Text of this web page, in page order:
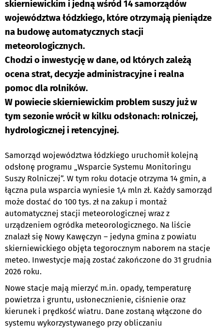
skierniewickim i jedną wśród 14 samorządów
województwa łódzkiego, które otrzymają pieniądze
na budowę automatycznych stacji
meteorologicznych.
Chodzi o inwestycję w dane, od których zależą
ocena strat, decyzje administracyjne i realna
pomoc dla rolników.
W powiecie skierniewickim problem suszy już w
tym sezonie wrócił w kilku odsłonach: rolniczej,
hydrologicznej i retencyjnej.
Samorząd województwa łódzkiego uruchomił kolejną
odsłonę programu „Wsparcie Systemu Monitoringu
Suszy Rolniczej”. W tym roku dotacje otrzyma 14 gmin, a
łączna pula wsparcia wyniesie 1,4 mln zł. Każdy samorząd
może dostać do 100 tys. zł na zakup i montaż
automatycznej stacji meteorologicznej wraz z
urządzeniem ogródka meteorologicznego. Na liście
znalazł się Nowy Kawęczyn – jedyna gmina z powiatu
skierniewickiego objęta tegorocznym naborem na stacje
meteo. Inwestycje mają zostać zakończone do 31 grudnia
2026 roku.
Nowe stacje mają mierzyć m.in. opady, temperaturę
powietrza i gruntu, usłonecznienie, ciśnienie oraz
kierunek i prędkość wiatru. Dane zostaną włączone do
systemu wykorzystywanego przy obliczaniu